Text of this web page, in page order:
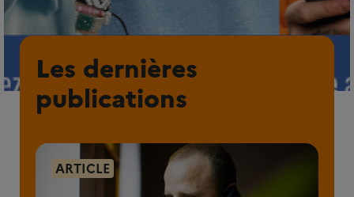
Les dernières
publications
ARTICLE